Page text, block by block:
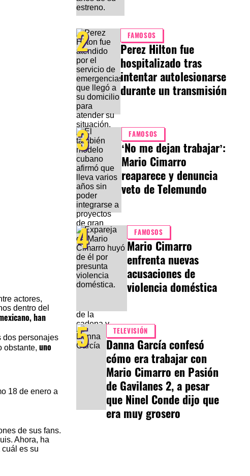
actores,
dentro del
han
dos personajes
obstante, uno
de sus fans.
Ahora, ha
es su
2 FAMOSOS
Perez Hilton fue
hospitalizado tras
intentar autolesionarse
durante un transmisión
3 FAMOSOS
‘No me dejan trabajar’:
Mario Cimarro
reaparece y denuncia
veto de Telemundo
4 FAMOSOS
Mario Cimarro
enfrenta nuevas
acusaciones de
violencia doméstica
5 TELEVISIÓN
Danna García confesó
cómo era trabajar con
Mario Cimarro en Pasión
de Gavilanes 2, a pesar
que Ninel Conde dijo que
era muy grosero